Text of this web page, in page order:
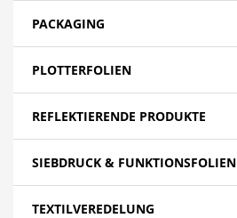
PACKAGING
PLOTTERFOLIEN
REFLEKTIERENDE PRODUKTE
SIEBDRUCK & FUNKTIONSFOLIEN
TEXTILVEREDELUNG